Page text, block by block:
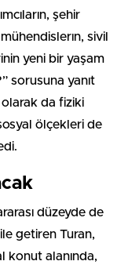
şehir
sivil
yeni bir yaşam
sorusuna yanıt
olarak da fiziki
ölçekleri de
düzeyde de
getiren Turan,
konut alanında,